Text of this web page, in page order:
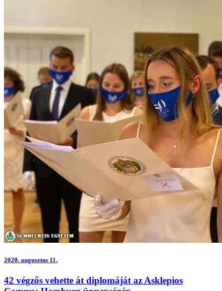
2020. augusztus 11.
42 végzős vehette át diplomáját az Asklepios